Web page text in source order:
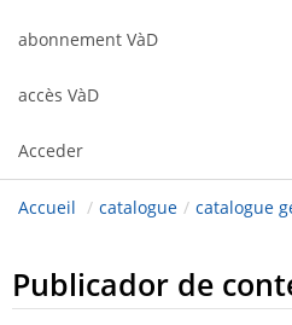
abonnement VàD
accès VàD
Acceder
Accueil / catalogue / catalogue
Publicador de